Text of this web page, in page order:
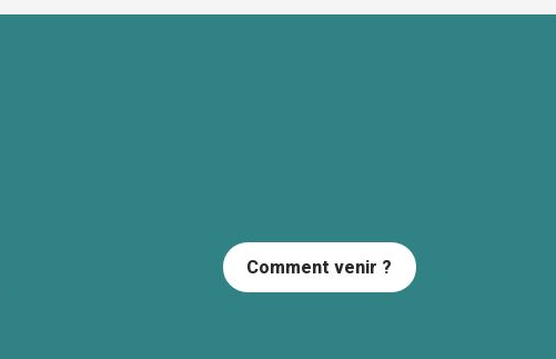
Comment venir ?